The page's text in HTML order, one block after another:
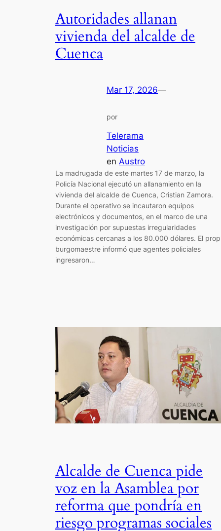
Autoridades allanan
vivienda del alcalde de
Cuenca
Mar 17, 2026—
por
Telerama
Noticias
en Austro
La madrugada de este martes 17 de marzo, la
Policía Nacional ejecutó un allanamiento en la
vivienda del alcalde de Cuenca, Cristian Zamora.
Durante el operativo se incautaron equipos
electrónicos y documentos, en el marco de una
investigación por supuestas irregularidades
económicas cercanas a los 80.000 dólares. El
burgomaestre informó que agentes policiales
ingresaron…
Alcalde de Cuenca pide
voz en la Asamblea por
reforma que pondría en
riesgo programas sociales